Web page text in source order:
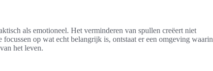
als emotioneel. Het verminderen van spullen creëert niet
op wat echt belangrijk is, ontstaat er een omgeving waarin
het leven.